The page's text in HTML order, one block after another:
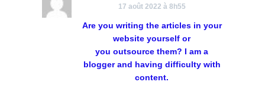
17 août 2022 à 8h55
Are you writing the articles in your
website yourself or
you outsource them? I am a
blogger and having difficulty with
content.